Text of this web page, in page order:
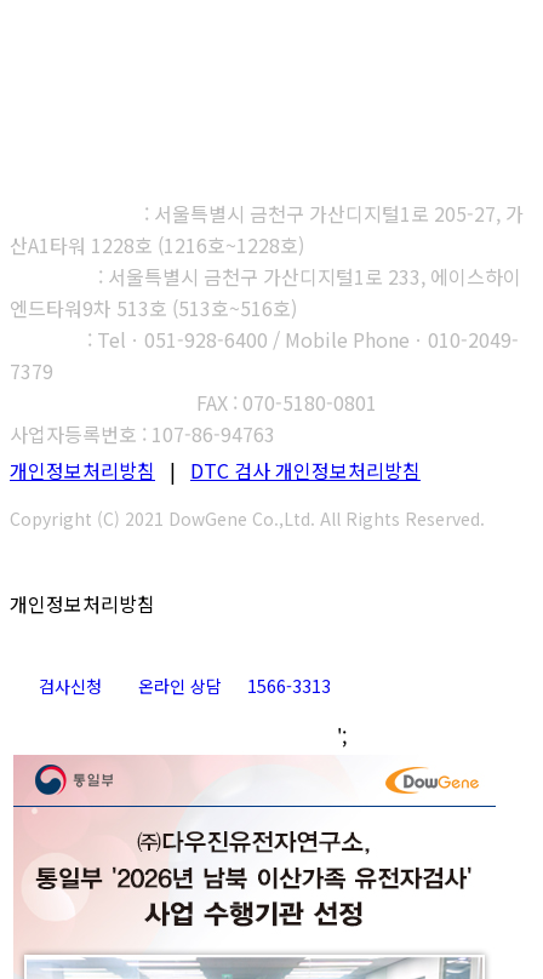
: 서울특별시 금천구 가산디지털1로 205-27, 가
산A1타워 1228호 (1216호~1228호)
: 서울특별시 금천구 가산디지털1로 233, 에이스하이
엔드타워9차 513호 (513호~516호)
: Telㆍ051-928-6400 / Mobile Phoneㆍ010-2049-
7379
FAX : 070-5180-0801
사업자등록번호 : 107-86-94763
개인정보처리방침 | DTC 검사 개인정보처리방침
Copyright (C) 2021 DowGene Co.,Ltd. All Rights Reserved.
개인정보처리방침
검사신청 온라인 상담 1566-3313
Go
';